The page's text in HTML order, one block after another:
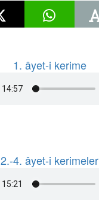
1. âyet-i kerime
2.-4. âyet-i kerimeler